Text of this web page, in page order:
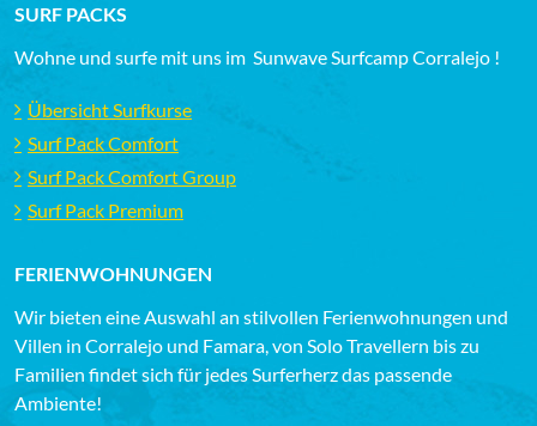
SURF PACKS
Wohne und surfe mit uns im Sunwave Surfcamp Corralejo !
Übersicht Surfkurse
Surf Pack Comfort
Surf Pack Comfort Group
Surf Pack Premium
FERIENWOHNUNGEN
Wir bieten eine Auswahl an stilvollen Ferienwohnungen und
Villen in Corralejo und Famara, von Solo Travellern bis zu
Familien findet sich für jedes Surferherz das passende
Ambiente!